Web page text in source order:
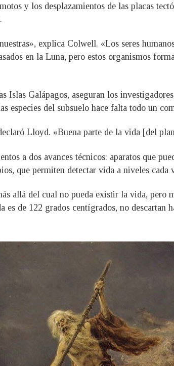
y los desplazamientos de las placas
explica Colwell. «Los seres
​​en la Luna, pero estos organismos
Galápagos, aseguran los
especies del subsuelo hace falta todo un
Lloyd. «Buena parte de la vida [del
a dos avances técnicos: aparatos que
que permiten detectar vida a niveles cada
allá del cual no pueda existir la vida, pero
de 122 grados centígrados, no descartan